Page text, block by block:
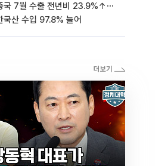
국 7월 수출 전년비 23.9%↑⋯
국산 수입 97.8% 늘어